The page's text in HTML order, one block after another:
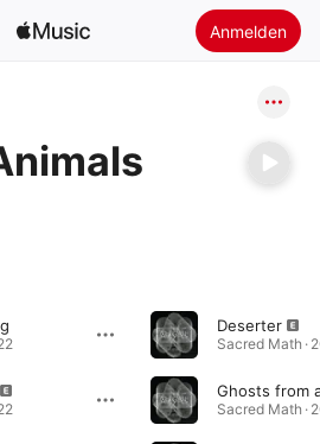
Anmelden
Deserter
Sacred Math ·
Ghosts from
Sacred Math ·